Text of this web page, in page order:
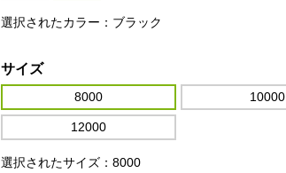
選択されたカラー：ブラック
サイズ
8000 10000
12000
選択されたサイズ：8000